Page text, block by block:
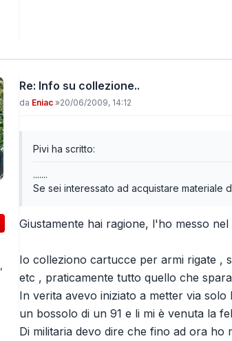
Re: Info su collezione..
Messaggio
da Eniac »20/06/2009, 14:12
Pivi ha scritto:
.......
Se sei interessato ad acquistare materiale
Giustamente hai ragione, l'ho messo
Io colleziono cartucce per armi rigate ,
etc , praticamente tutto quello che
In verita avevo iniziato a metter via
un bossolo di un 91 e li mi è venuta la
Di militaria devo dire che fino ad ora